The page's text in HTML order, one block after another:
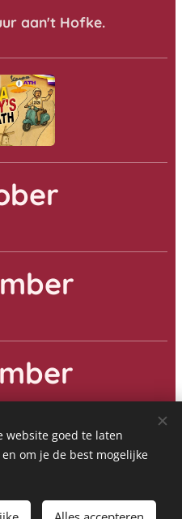
aan't Hofke.
website goed te laten
om je de best mogelijke